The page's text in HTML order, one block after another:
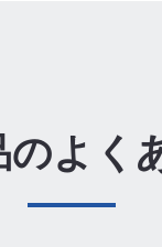
のよく